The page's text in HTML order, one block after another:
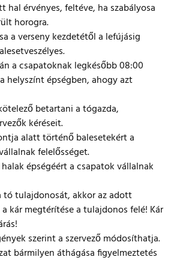
hal érvényes, feltéve, ha szabályosa
horogra.
a verseny kezdetétől a lefújásig
a csapatoknak legkésőbb 08:00
helyszínt épségben, ahogy azt
betartani a tógazda,
kéréseit.
alatt történő balesetekért a
felelősséget.
épségéért a csapatok vállalnak
tó tulajdonosát, akkor az adott
kár megtérítése a tulajdonos felé! Kár
szerint a szervező módosíthatja.
bármilyen áthágása figyelmeztetés